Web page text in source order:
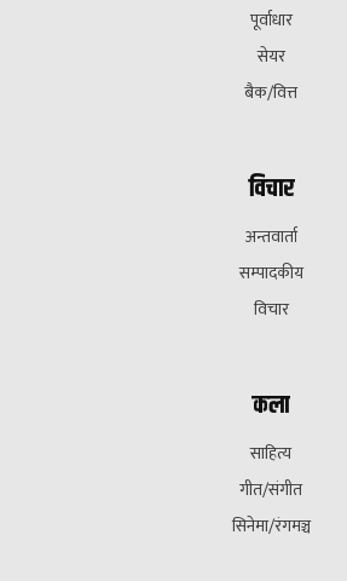
पूर्वाधार
सेयर
बैक/वित्त
विचार
अन्तवार्ता
सम्पादकीय
विचार
कला
साहित्य
गीत/संगीत
सिनेमा/रंगमञ्च